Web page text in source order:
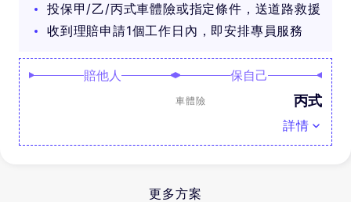
投保甲/乙/丙式車體險或指定條件，送道路救援
收到理賠申請1個工作日內，即安排專員服務
賠他人 保自己
車體險 丙式
詳情
更多方案